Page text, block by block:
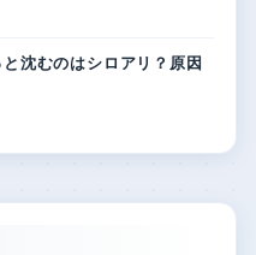
沈むのはシロアリ？原因